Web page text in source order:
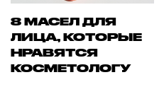
8 МАСЕЛ ДЛЯ
ЛИЦА, КОТОРЫЕ
НРАВЯТСЯ
КОСМЕТОЛОГУ